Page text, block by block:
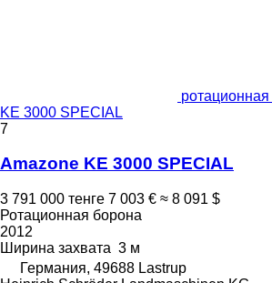
KE 3000 SPECIAL
7
Amazone KE 3000 SPECIAL
3 791 000 тенге 7 003 € ≈ 8 091 $
Ротационная борона
2012
Ширина захвата 3 м
Германия, 49688 Lastrup